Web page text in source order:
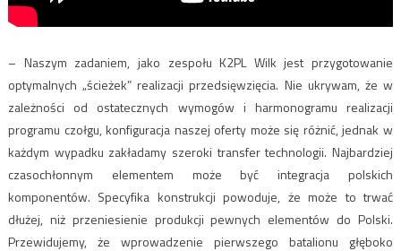
– Naszym zadaniem, jako zespołu K2PL Wilk jest przygotowanie
optymalnych „ścieżek” realizacji przedsięwzięcia. Nie ukrywam, że w
zależności od ostatecznych wymogów i harmonogramu realizacji
programu czołgu, konfiguracja naszej oferty może się różnić, jednak w
każdym wypadku zakładamy szeroki transfer technologii. Najbardziej
czasochłonnym elementem może być integracja polskich
komponentów. Specyfika konstrukcji powoduje, że może to trwać
dłużej, niż przeniesienie produkcji pewnych elementów do Polski.
Przewidujemy, że wprowadzenie pierwszego batalionu głęboko